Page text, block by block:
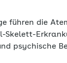
führen die
Skelett-
psychische